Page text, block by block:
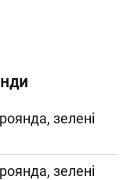
зелені
зелені